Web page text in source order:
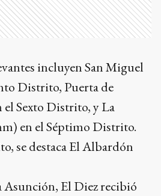
incluyen San Miguel
Distrito, Puerta de
Sexto Distrito, y La
en el Séptimo Distrito.
se destaca El Albardón
Asunción, El Diez recibió